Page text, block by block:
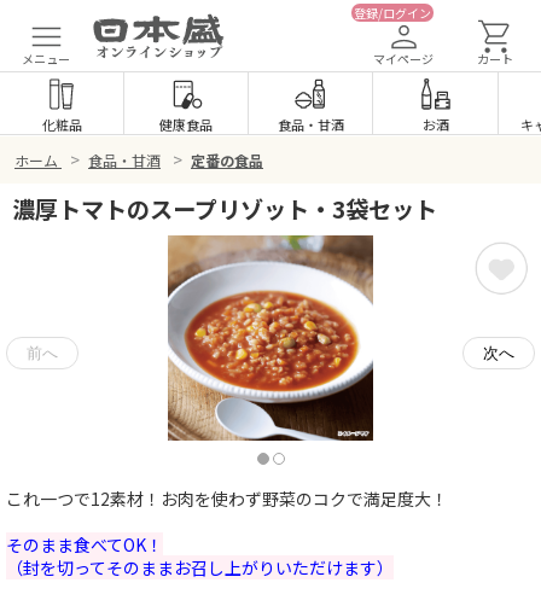
メニュー
登録/ログイン
マイページ カート
化粧品 健康食品 食品・ 甘酒 お酒 キ
ホーム > 食品・甘酒 > 定番の食品
濃厚トマトのスープリゾット・3袋セット
これ一つで12素材！お肉を使わず野菜のコクで満足度大！
そのまま食べてOK！
（封を切ってそのままお召し上がりいただけます）